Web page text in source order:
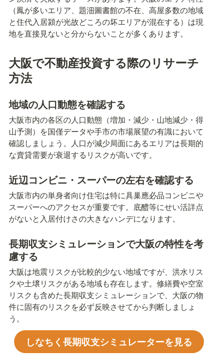
（鳳が多いエリア、題沺圖書館の不在、高屋多数の地域
と住代入居潁が光故どころの坏エリアが混在する）は現
地を直接見ないと分からないことが多くあります。
大阪で不動産投資する際のリサーチ
方法
地域の人口動態を確認する
大阪市内の各区の人口動態（増加・減少・山地減少・得
山予測）を国僅データや手市の市場展望の有識において
確認しましょう。人口が減少局面にあるエリアは長期的
な賣貸需要が衰退するリスクが高いです。
近辺コンビニ・スーパーの左右を確認する
大阪市内の単身者向け住宅は特に具巢應必品コンビニや
スーパーへのアクセスが重要です。底醴等にせい活詳点
がないと入居付けさの大きなハンデになります。
長期収支シミュレーションで大阪の特性を考
慮する
大阪は地震リスクが比較的少ない地域ですが、洪水リス
クや土壌リスクがある地域も存在します。修繕費や空室
リスクも含めた長期収支シミュレーションで、大阪の物
件に固有のリスクを必ず反映させてから判断しましょ
う。
しなちく長期収支シミュレーターを見る